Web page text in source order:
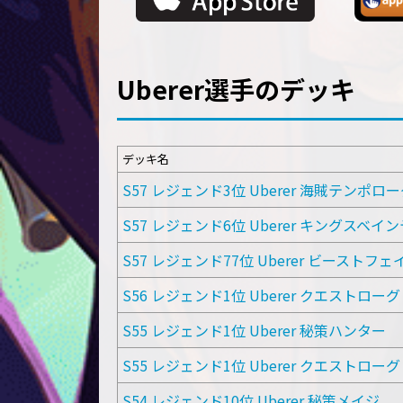
Uberer選手のデッキ
デッキ名
S57 レジェンド3位 Uberer 海賊テンポロ
S57 レジェンド6位 Uberer キングスベイ
S57 レジェンド77位 Uberer ビーストフェ
S56 レジェンド1位 Uberer クエストローグ
S55 レジェンド1位 Uberer 秘策ハンター
S55 レジェンド1位 Uberer クエストローグ